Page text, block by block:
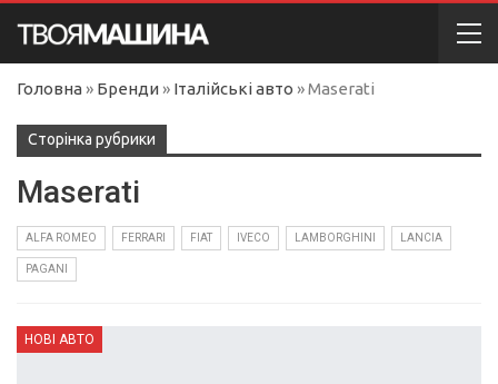
Головна » Бренди » Італійські авто »Maserati
Сторінка рубрики
Maserati
ALFA ROMEO FERRARI FIAT IVECO LAMBORGHINI LANCIA
PAGANI
НОВІ АВТО